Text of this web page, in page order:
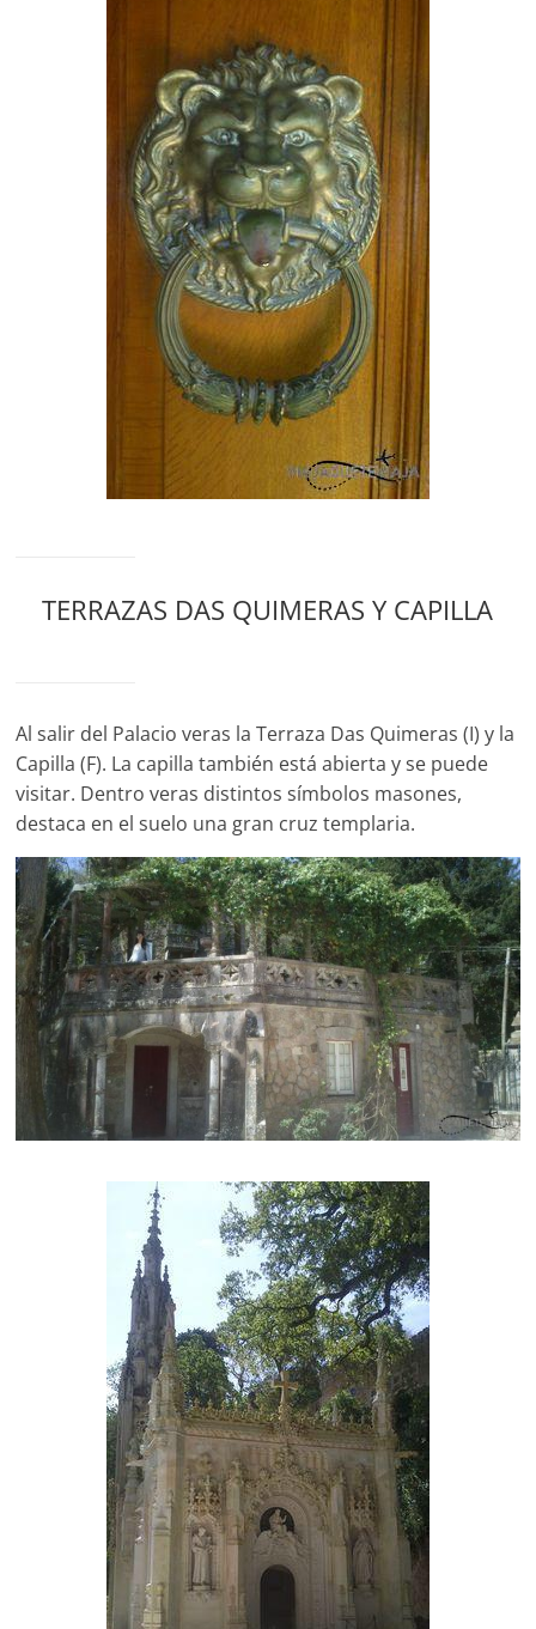
TERRAZAS DAS QUIMERAS Y CAPILLA
Al salir del Palacio veras la Terraza Das Quimeras (I) y la
Capilla (F). La capilla también está abierta y se puede
visitar. Dentro veras distintos símbolos masones,
destaca en el suelo una gran cruz templaria.